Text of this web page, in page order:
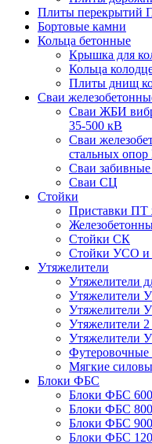
Плиты перекрытий
Бортовые камни
Кольца бетонные
Крышка для
Кольца
Плиты днищ
Сваи
Сваи ЖБИ
35-500 кВ
Сваи
стальных
Сваи
Сваи СЦ
Стойки
Приставки ПТ
Стойки СК
Стойки УСО
Утяжелители
Утяжелители
Утяжелители
Утяжелители
Утяжелители
Утяжелители
Футеровочные
Мягкие
Блоки ФБС
Блоки ФБС 600
Блоки ФБС 800
Блоки ФБС 900
Блоки ФБС